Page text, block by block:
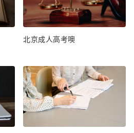
北京成人高考噢